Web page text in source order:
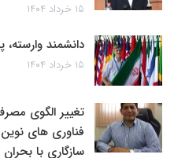
۱۵ خرداد ۱۴۰۴
دانشمند وارسته،
۱۵ خرداد ۱۴۰۴
تغییر الگوی
فناوری های
سازگاری با